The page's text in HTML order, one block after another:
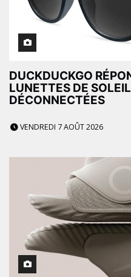
DUCKDUCKGO
LUNETTES DE
DÉCONNECTÉES
VENDREDI 7 AOÛT 2026